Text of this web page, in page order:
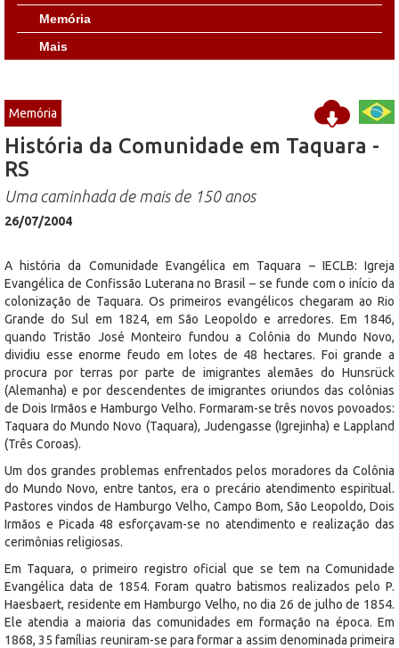
Memória
Mais
Memória
História da Comunidade em Taquara -
RS
Uma caminhada de mais de 150 anos
26/07/2004
A história da Comunidade Evangélica em Taquara – IECLB: Igreja
Evangélica de Confissão Luterana no Brasil – se funde com o início da
colonização de Taquara. Os primeiros evangélicos chegaram ao Rio
Grande do Sul em 1824, em São Leopoldo e arredores. Em 1846,
quando Tristão José Monteiro fundou a Colônia do Mundo Novo,
dividiu esse enorme feudo em lotes de 48 hectares. Foi grande a
procura por terras por parte de imigrantes alemães do Hunsrück
(Alemanha) e por descendentes de imigrantes oriundos das colônias
de Dois Irmãos e Hamburgo Velho. Formaram-se três novos povoados:
Taquara do Mundo Novo (Taquara), Judengasse (Igrejinha) e Lappland
(Três Coroas).
Um dos grandes problemas enfrentados pelos moradores da Colônia
do Mundo Novo, entre tantos, era o precário atendimento espiritual.
Pastores vindos de Hamburgo Velho, Campo Bom, São Leopoldo, Dois
Irmãos e Picada 48 esforçavam-se no atendimento e realização das
cerimônias religiosas.
Em Taquara, o primeiro registro oficial que se tem na Comunidade
Evangélica data de 1854. Foram quatro batismos realizados pelo P.
Haesbaert, residente em Hamburgo Velho, no dia 26 de julho de 1854.
Ele atendia a maioria das comunidades em formação na época. Em
1868, 35 famílias reuniram-se para formar a assim denominada primeira